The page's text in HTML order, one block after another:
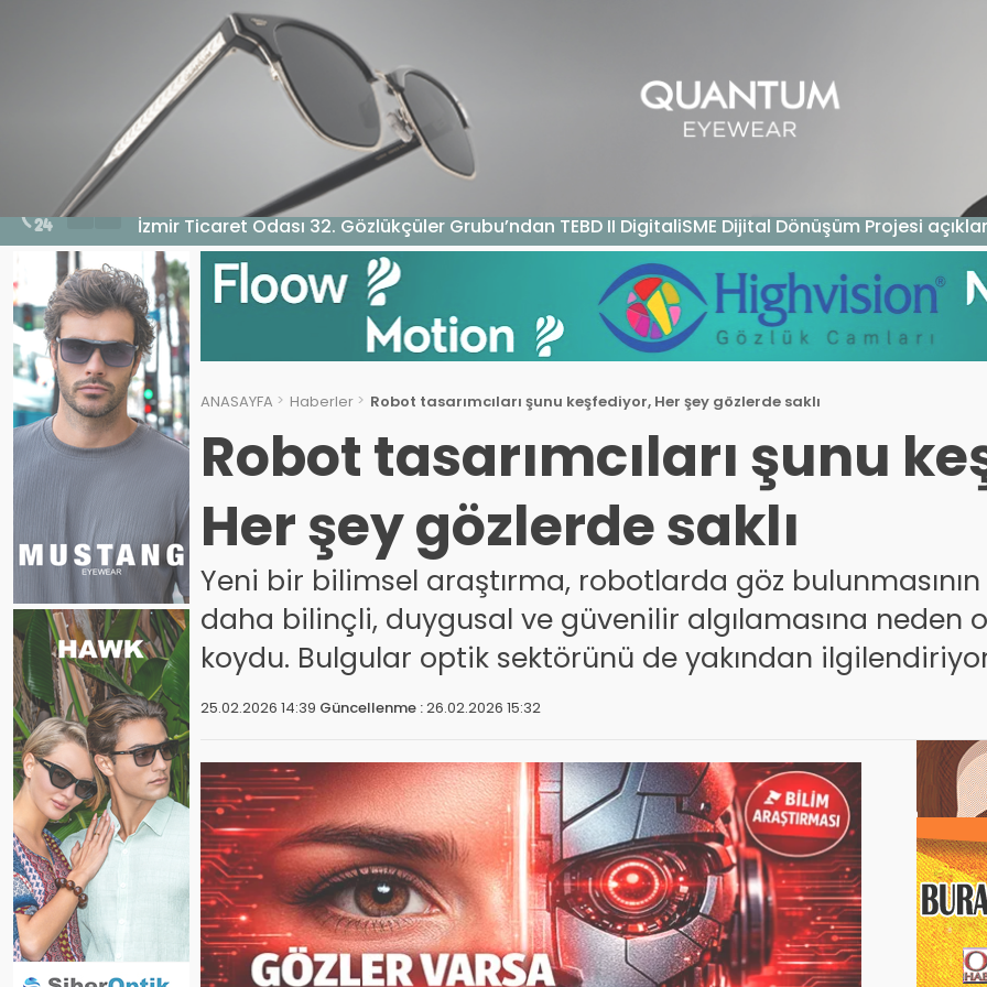
EKONOMI MAGAZIN
5 Ağustos 2026 - 10:14
İzmir Ticaret Odası 32. Gözlükçüler Grubu’ndan TEBD II DigitaliSME Dijital Dönüşüm Projesi
ANASAYFA Haberler Robot tasarımcıları şunu keşfediyor, Her şey gözlerde saklı
Robot tasarımcıları şunu
Her şey gözlerde saklı
Yeni bir bilimsel araştırma, robotlarda göz
daha bilinçli, duygusal ve güvenilir algılamasına neden
koydu. Bulgular optik sektörünü de yakından
25.02.2026 14:39 Güncellenme :26.02.2026 15:32